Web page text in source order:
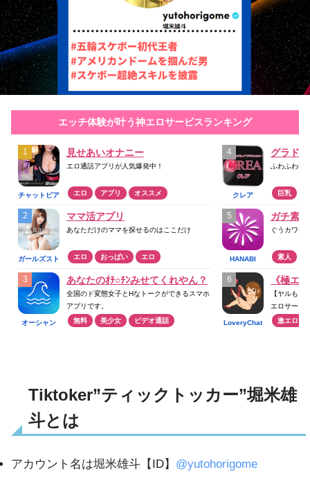
エッチ体験が叶う神エロサービスランキング
チャットピア
見せあいオナニー
エロ通話アプリが人気爆発中！
エロ アプリ オススメ
ガールズスト
ママ活アプリ
あなただけのママを探せるのはここだけ
エロ おっぱい エロ
オーシャン
あなたのｵﾁ○ﾁﾝみせてくれやん？
全国のド変態女子とHなトークができるスマホ
アプリです。
無料
美少女 ビデオ通話
クレア
ふわふわF
巨乳
HANABI
ガチ素
ぐうカワ美
素人
LoveryChat
《極エ
【ヤルもヌ
エロサービ
激エロ
Tiktoker”ティックトッカー”堀米雄
斗とは
アカウント名は堀米雄斗【ID】 @yutohorigome